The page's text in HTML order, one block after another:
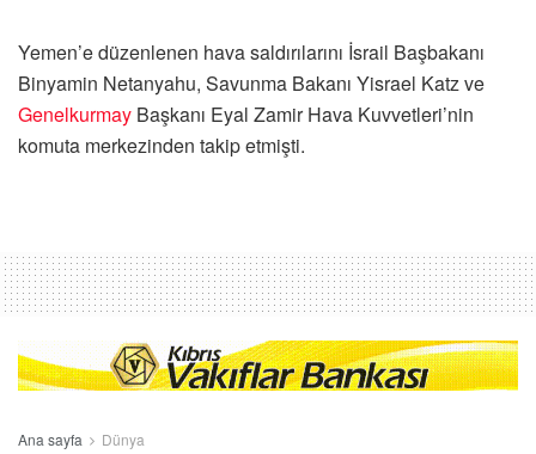
Yemen’e düzenlenen hava saldırılarını İsrail Başbakanı
Binyamin Netanyahu, Savunma Bakanı Yisrael Katz ve
Genelkurmay Başkanı Eyal Zamir Hava Kuvvetleri’nin
komuta merkezinden takip etmişti.
Ana sayfa Dünya